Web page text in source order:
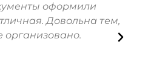
оформили
Довольна тем,
организовано.